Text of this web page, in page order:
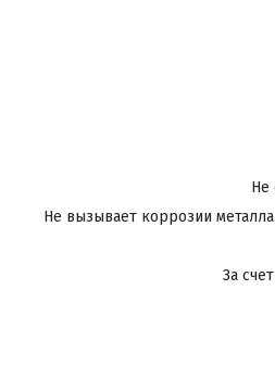
Не
Не вызывает коррозии
За